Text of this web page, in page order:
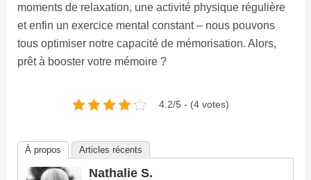
moments de relaxation, une activité physique régulière
et enfin un exercice mental constant – nous pouvons
tous optimiser notre capacité de mémorisation. Alors,
prêt à booster votre mémoire ?
4.2/5 - (4 votes)
À propos Articles récents
Nathalie S.